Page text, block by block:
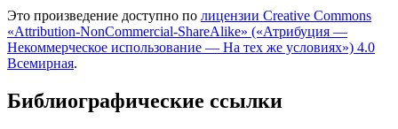
Это произведение доступно по лицензии Creative Commons
«Attribution-NonCommercial-ShareAlike» («Атрибуция —
Некоммерческое использование — На тех же условиях») 4.0
Всемирная.
Библиографические ссылки